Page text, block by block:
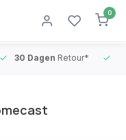
0
30 Dagen Retour*